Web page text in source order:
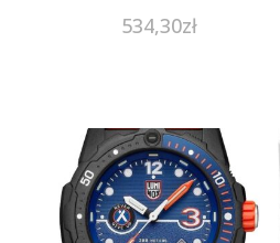
534,30zł